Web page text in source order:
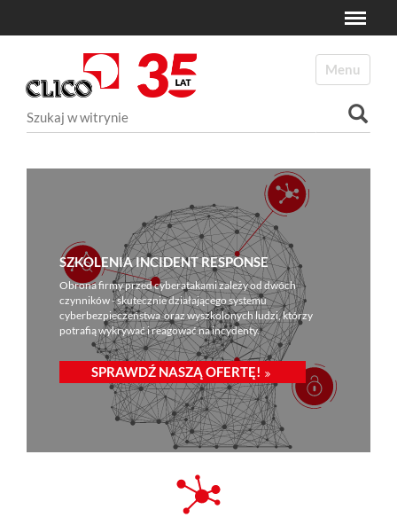
Toggle
SZKOLENIA INCIDENT RESPONSE
Obrona firmy przed cyberatakami zależy od dwóch
czynników - skutecznie działającego systemu
cyberbezpieczeństwa oraz wyszkolonych ludzi, którzy
potrafią wykrywać i reagować na incydenty.
SPRAWDŹ NASZĄ OFERTĘ!